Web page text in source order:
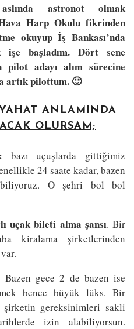
astronot olmak
Harp Okulu fikrinden
okuyup İş Bankası’nda
işe başladım. Dört sene
pilot adayı alım sürecine
artık pilottum. 🙂
ANLAMINDA
OLURSAM;
bazı uçuşlarda gittiğimiz
24 saate kadar, bazen
O şehri bol bol
uçak bileti alma şansı. Bir
kiralama şirketlerinden
Bazen gece 2 de bazen ise
bence büyük lüks. Bir
gereksinimleri sakli
izin alabiliyorsun.